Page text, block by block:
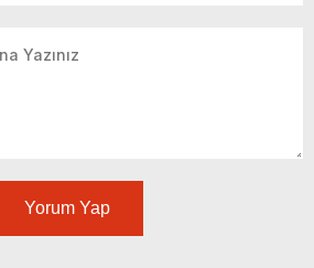
Yorum Yap